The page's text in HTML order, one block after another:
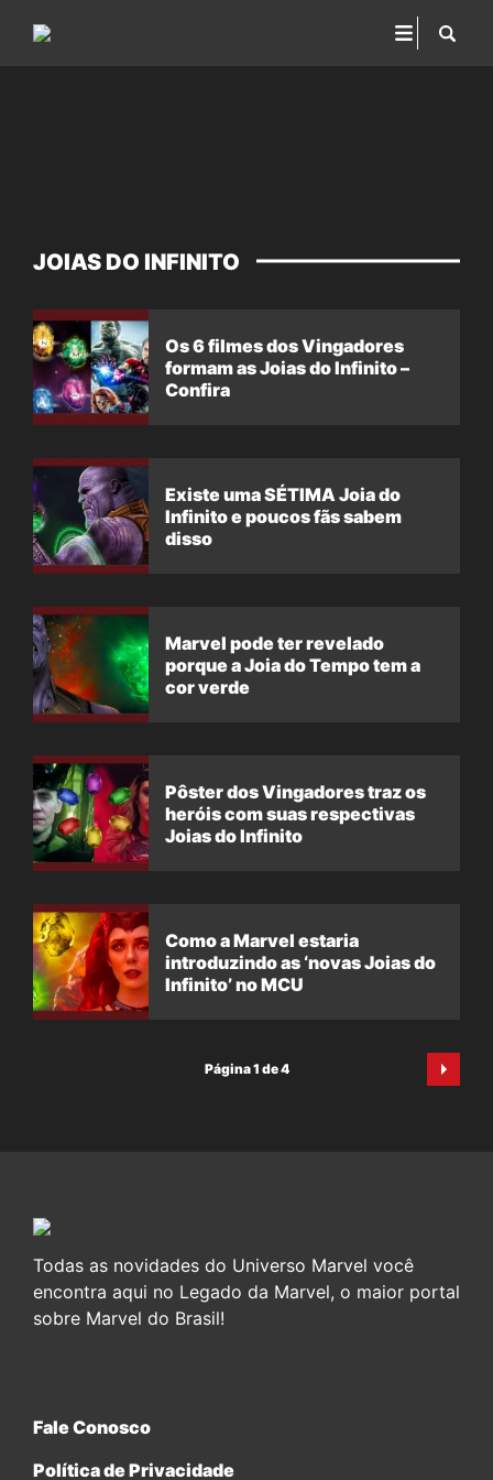
JOIAS DO INFINITO
Os 6 filmes dos Vingadores
formam as Joias do Infinito –
Confira
Existe uma SÉTIMA Joia do
Infinito e poucos fãs sabem
disso
Marvel pode ter revelado
porque a Joia do Tempo tem a
cor verde
Pôster dos Vingadores traz os
heróis com suas respectivas
Joias do Infinito
Como a Marvel estaria
introduzindo as ‘novas Joias do
Infinito’ no MCU
Página 1 de 4
Todas as novidades do Universo Marvel você
encontra aqui no Legado da Marvel, o maior portal
sobre Marvel do Brasil!
Fale Conosco
Política de Privacidade